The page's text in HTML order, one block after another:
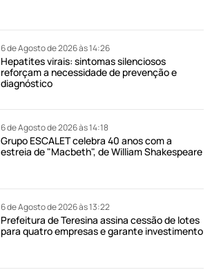
6 de Agosto de 2026 às 14:26
Hepatites virais: sintomas silenciosos
reforçam a necessidade de prevenção e
diagnóstico
6 de Agosto de 2026 às 14:18
Grupo ESCALET celebra 40 anos com a
estreia de "Macbeth", de William Shakespeare
6 de Agosto de 2026 às 13:22
Prefeitura de Teresina assina cessão de lotes
para quatro empresas e garante investimento